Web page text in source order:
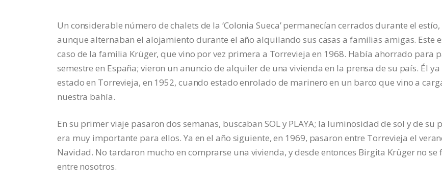
Un considerable número de chalets de la ‘Colonia Sueca’ permanecían cerrados durante el estío,
aunque alternaban el alojamiento durante el año alquilando sus casas a familias amigas. Este
caso de la familia Krüger, que vino por vez primera a Torrevieja en 1968. Había ahorrado para
semestre en España; vieron un anuncio de alquiler de una vivienda en la prensa de su país. Él
estado en Torrevieja, en 1952, cuando estado enrolado de marinero en un barco que vino a
nuestra bahía.
En su primer viaje pasaron dos semanas, buscaban SOL y PLAYA; la luminosidad de sol y de su
era muy importante para ellos. Ya en el año siguiente, en 1969, pasaron entre Torrevieja el
Navidad. No tardaron mucho en comprarse una vivienda, y desde entonces Birgita Krüger no se
entre nosotros.